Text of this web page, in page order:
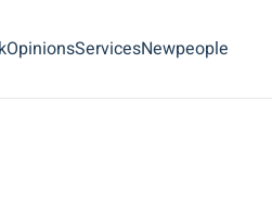
OpinionsServicesNewpeople